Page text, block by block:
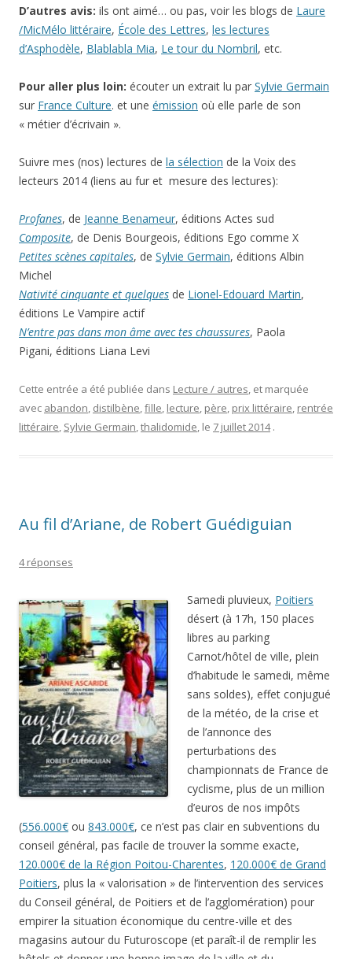
D’autres avis: ils ont aimé… ou pas, voir les blogs de Laure
/MicMélo littéraire, École des Lettres, les lectures
d’Asphodèle, Blablabla Mia, Le tour du Nombril, etc.
Pour aller plus loin: écouter un extrait lu par Sylvie Germain
sur France Culture. et une émission où elle parle de son
« métier d’écrivain ».
Suivre mes (nos) lectures de la sélection de la Voix des
lecteurs 2014 (liens au fur et mesure des lectures):
Profanes, de Jeanne Benameur, éditions Actes sud
Composite, de Denis Bourgeois, éditions Ego comme X
Petites scènes capitales, de Sylvie Germain, éditions Albin
Michel
Nativité cinquante et quelques de Lionel-Edouard Martin,
éditions Le Vampire actif
N’entre pas dans mon âme avec tes chaussures, Paola
Pigani, éditions Liana Levi
Cette entrée a été publiée dans Lecture / autres, et marquée
avec abandon, distilbène,fille, lecture, père, prix littéraire, rentrée
littéraire, Sylvie Germain,thalidomide, le 7 juillet 2014 .
Au fil d’Ariane, de Robert Guédiguian
4 réponses
Samedi pluvieux, Poitiers
désert (à 17h, 150 places
libres au parking
Carnot/hôtel de ville, plein
d’habitude le samedi, même
sans soldes), effet conjugué
de la météo, de la crise et
de l’annonce des
perturbations des
championnats de France de
cyclisme, plus de un million
d’euros de nos impôts
(556.000€ ou 843.000€, ce n’est pas clair en subventions du
conseil général, pas facile de trouver la somme exacte,
120.000€ de la Région Poitou-Charentes, 120.000€ de Grand
Poitiers, plus la « valorisation » de l’intervention des services
du Conseil général, de Poitiers et de l’agglomération) pour
empirer la situation économique du centre-ville et des
magasins autour du Futuroscope (et paraît-il de remplir les